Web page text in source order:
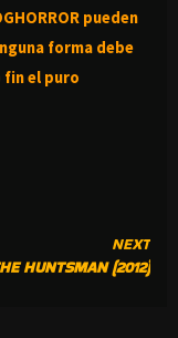
pueden
forma debe
fin el puro
NEXT
HUNTSMAN (2012)